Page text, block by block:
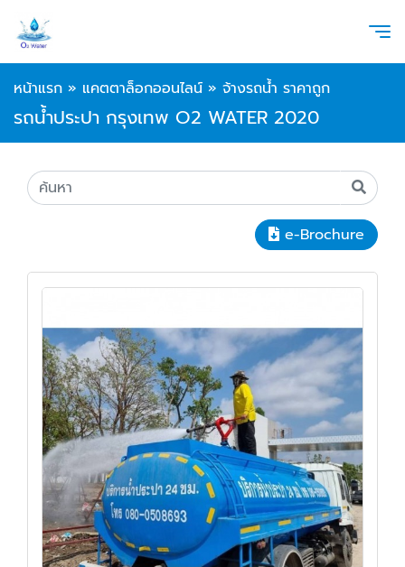
หน้าแรก » แคตตาล็อกออนไลน์ » จ้างรถน้ำ ราคาถูก
รถน้ำประปา กรุงเทพ O2 WATER 2020
e-Brochure